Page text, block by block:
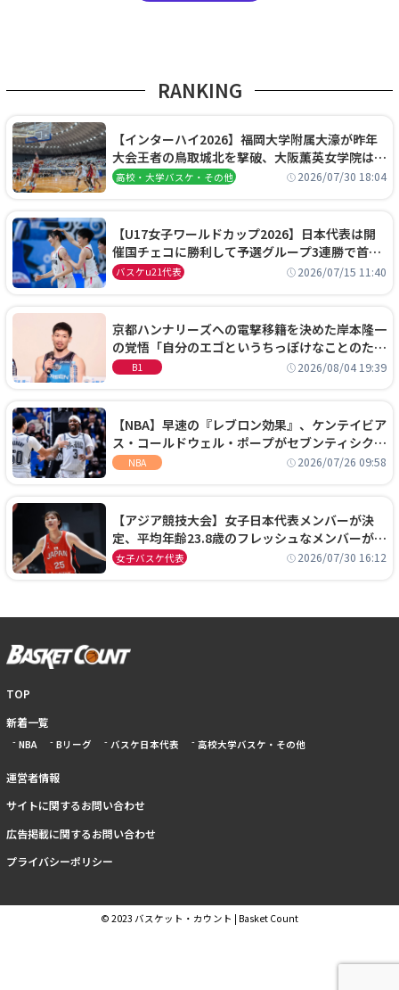
RANKING
【インターハイ2026】福岡大学附属大濠が昨年
大会王者の鳥取城北を撃破、大阪薫英女学院は岐
阜女子に完勝、大会3日目試合結果
高校・大学バスケ・その他 2026/07/30 18:04
【U17女子ワールドカップ2026】日本代表は開
催国チェコに勝利して予選グループ3連勝で首位
通過！準々決勝の相手はエジプトに決定
バスケu21代表 2026/07/15 11:40
京都ハンナリーズへの電撃移籍を決めた岸本隆一
の覚悟「自分のエゴというちっぽけなことのため
に、京都に来たわけではない」
B1 2026/08/04 19:39
【NBA】早速の『レブロン効果』、ケンテイビア
ス・コールドウェル・ポープがセブンティシクサ
ーズに1年契約で加入
NBA 2026/07/26 09:58
【アジア競技大会】女子日本代表メンバーが決
定、平均年齢23.8歳のフレッシュなメンバーが日
本開催の大舞台で頂点を狙う
女子バスケ代表 2026/07/30 16:12
TOP
新着一覧
NBA Bリーグ バスケ日本代表 高校大学バスケ・その他
運営者情報
サイトに関するお問い合わせ
広告掲載に関するお問い合わせ
プライバシーポリシー
© 2023 バスケット・カウント | Basket Count